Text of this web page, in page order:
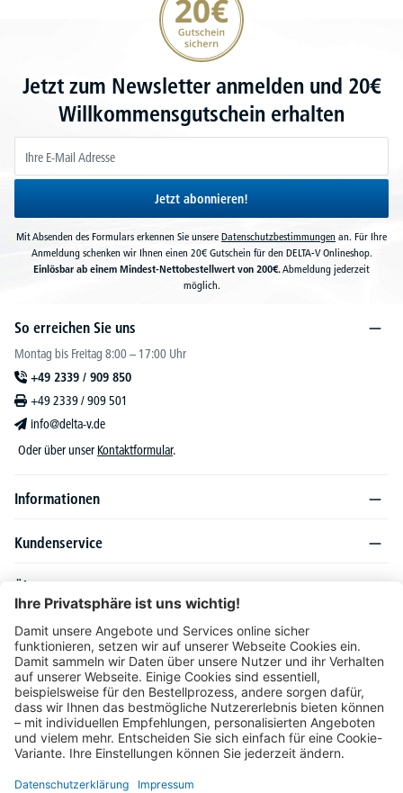
Jetzt zum Newsletter anmelden und 20€
Willkommensgutschein erhalten
Jetzt abonnieren!
Mit Absenden des Formulars erkennen Sie unsere Datenschutzbestimmungen an. Für Ihre
Anmeldung schenken wir Ihnen einen 20€ Gutschein für den DELTA-V Onlineshop.
Einlösbar ab einem Mindest-Nettobestellwert von 200€.Abmeldung jederzeit
möglich.
So erreichen Sie uns
Montag bis Freitag 8:00 – 17:00 Uhr
+49 2339 / 909 850
+49 2339 / 909 501
info@delta-v.de
Oder über unser Kontaktformular.
Informationen
Kundenservice
Über DELTA-V
Produktsortiment
Ratgeber
Folgen Sie uns auch auf